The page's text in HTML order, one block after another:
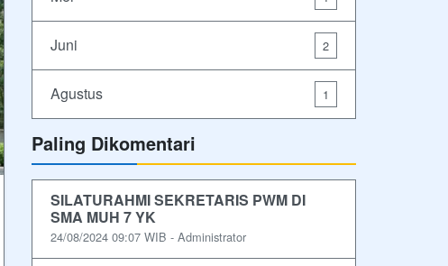
Juni 2
Agustus 1
Paling Dikomentari
SILATURAHMI SEKRETARIS PWM DI
SMA MUH 7 YK
24/08/2024 09:07 WIB - Administrator